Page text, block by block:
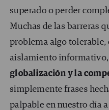
superado o perder
Muchas de las barreras
problema algo tolerable,
aislamiento informativo,
globalización y la
simplemente frases
palpable en nuestro día